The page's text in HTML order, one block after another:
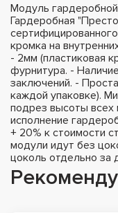
Модуль
Гардеробная
кромка на
- 2мм (пластиковая
фурнитура. -
заключений. -
каждой упаковке).
подрез высоты
исполнение
+ 20% к стоимости
модули идут без
цоколь отдельно за